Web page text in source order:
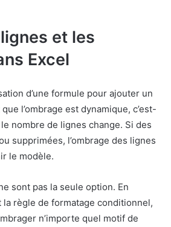
et les
Excel
d’une formule pour ajouter un
l’ombrage est dynamique, c’est-
nombre de lignes change. Si des
supprimées, l’ombrage des lignes
le modèle.
sont pas la seule option. En
règle de formatage conditionnel,
n’importe quel motif de